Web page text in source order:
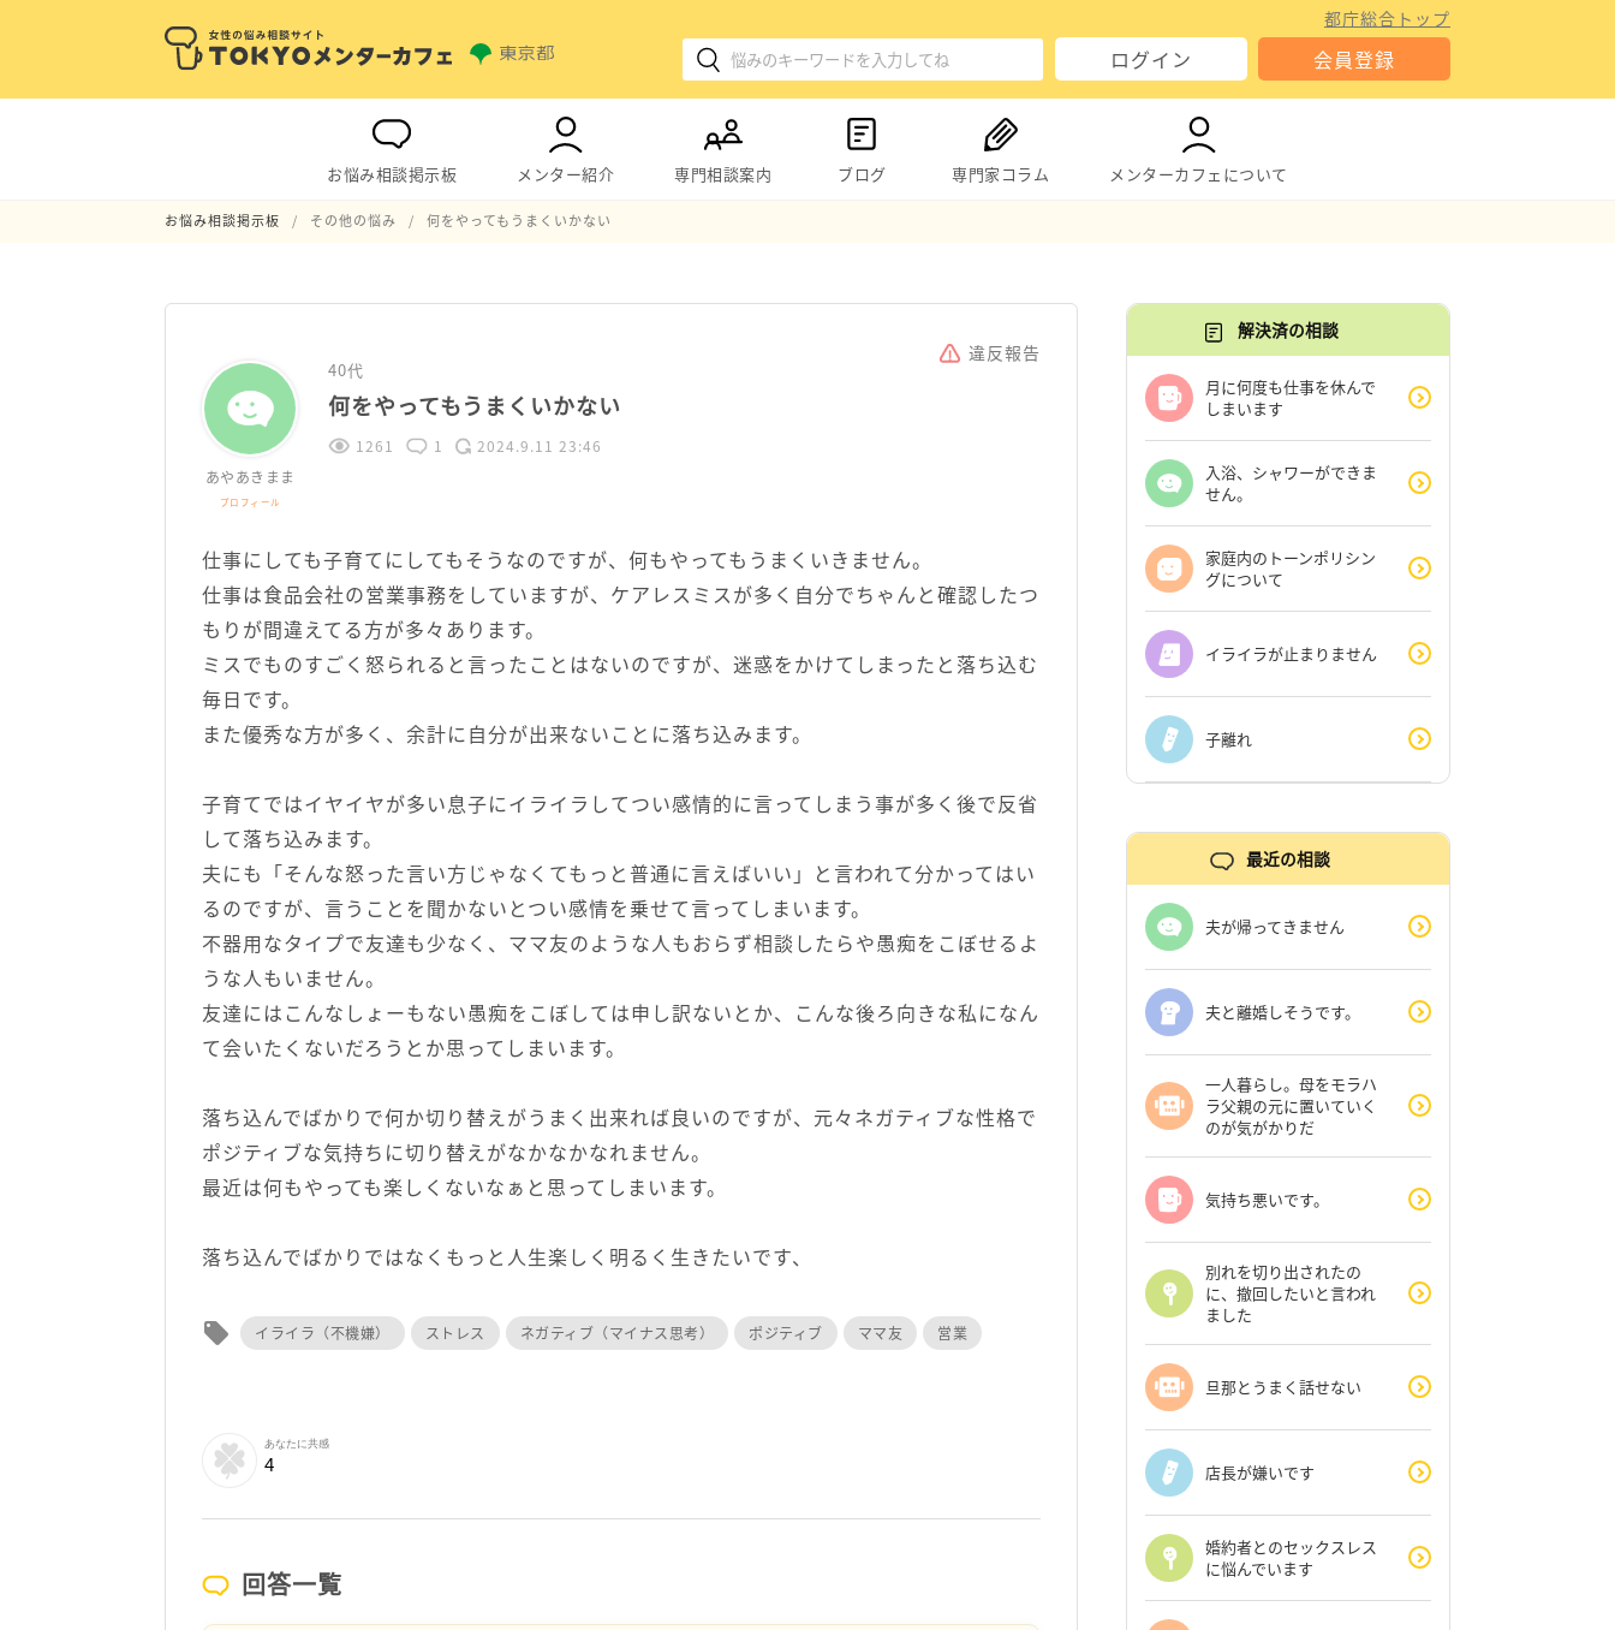
都庁総合トップ
ログイン 会員登録
お悩み相談掲示板 メンター紹介 専門相談案内 ブログ 専門家コラム メンターカフェについて
お悩み相談掲示板 その他の悩み 何をやってもうまくいかない
違反報告
あやあきまま
プロフィール
40代
何をやってもうまくいかない
1261 1 2024.9.11 23:46
仕事にしても子育てにしてもそうなのですが、何もやってもうまくいきません。
仕事は食品会社の営業事務をしていますが、ケアレスミスが多く自分でちゃんと確認したつ
もりが間違えてる方が多々あります。
ミスでものすごく怒られると言ったことはないのですが、迷惑をかけてしまったと落ち込む
毎日です。
また優秀な方が多く、余計に自分が出来ないことに落ち込みます。
子育てではイヤイヤが多い息子にイライラしてつい感情的に言ってしまう事が多く後で反省
して落ち込みます。
夫にも「そんな怒った言い方じゃなくてもっと普通に言えばいい」と言われて分かってはい
るのですが、言うことを聞かないとつい感情を乗せて言ってしまいます。
不器用なタイプで友達も少なく、ママ友のような人もおらず相談したらや愚痴をこぼせるよ
うな人もいません。
友達にはこんなしょーもない愚痴をこぼしては申し訳ないとか、こんな後ろ向きな私になん
て会いたくないだろうとか思ってしまいます。
落ち込んでばかりで何か切り替えがうまく出来れば良いのですが、元々ネガティブな性格で
ポジティブな気持ちに切り替えがなかなかなれません。
最近は何もやっても楽しくないなぁと思ってしまいます。
落ち込んでばかりではなくもっと人生楽しく明るく生きたいです、
local_offer イライラ（不機嫌） ストレス ネガティブ（マイナス思考） ポジティブ ママ友 営業
あなたに共感
4
回答一覧
解決済の相談
月に何度も仕事を休んで
しまいます
入浴、シャワーができま
せん。
家庭内のトーンポリシン
グについて
イライラが止まりません
子離れ
最近の相談
夫が帰ってきません
夫と離婚しそうです。
一人暮らし。母をモラハ
ラ父親の元に置いていく
のが気がかりだ
気持ち悪いです。
別れを切り出されたの
に、撤回したいと言われ
ました
旦那とうまく話せない
店長が嫌いです
婚約者とのセックスレス
に悩んでいます